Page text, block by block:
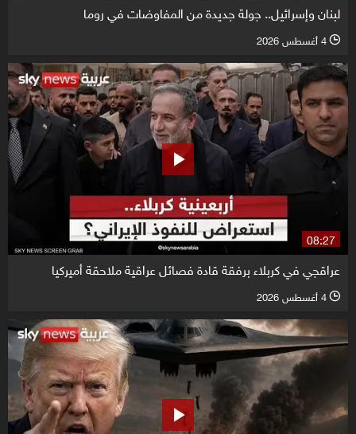
لبنان وإسرائيل.. جولة جديدة من المفاوضات في روما
l 4 أغسطس 2026
08:27
عراقجي في كربلاء برفقة قادة فصائل عراقية ملاحقة أميركيا
l 4 أغسطس 2026